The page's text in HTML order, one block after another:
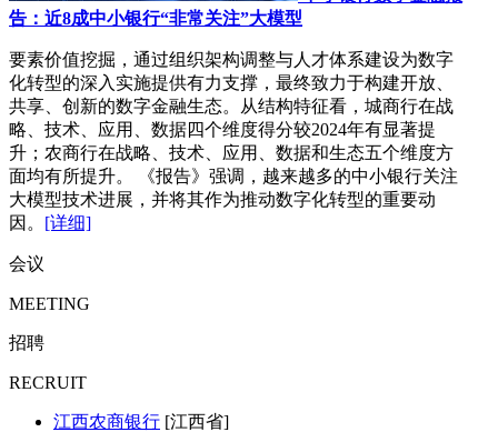
告：近8成中小银行“非常关注”大模型
要素价值挖掘，通过组织架构调整与人才体系建设为数字
化转型的深入实施提供有力支撑，最终致力于构建开放、
共享、创新的数字金融生态。从结构特征看，城商行在战
略、技术、应用、数据四个维度得分较2024年有显著提
升；农商行在战略、技术、应用、数据和生态五个维度方
面均有所提升。 《报告》强调，越来越多的中小银行关注
大模型技术进展，并将其作为推动数字化转型的重要动
因。 [详细]
会议
MEETING
招聘
RECRUIT
江西农商银行 [江西省]